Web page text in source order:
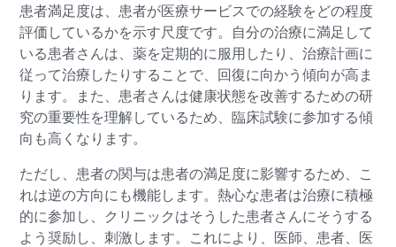
患者満足度は、患者が医療サービスでの経験をどの程度
評価しているかを示す尺度です。自分の治療に満足して
いる患者さんは、薬を定期的に服用したり、治療計画に
従って治療したりすることで、回復に向かう傾向が高ま
ります。また、患者さんは健康状態を改善するための研
究の重要性を理解しているため、臨床試験に参加する傾
向も高くなります。
ただし、患者の関与は患者の満足度に影響するため、こ
れは逆の方向にも機能します。熱心な患者は治療に積極
的に参加し、クリニックはそうした患者さんにそうする
よう奨励し、刺激します。これにより、医師、患者、医